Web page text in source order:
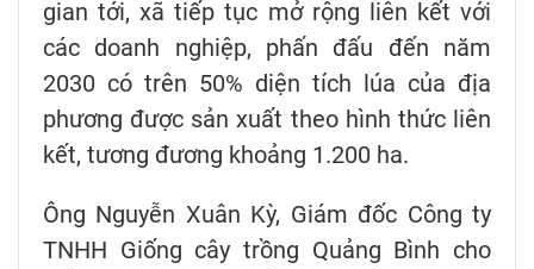
gian tới, xã tiếp tục mở rộng liên kết với
các doanh nghiệp, phấn đấu đến năm
2030 có trên 50% diện tích lúa của địa
phương được sản xuất theo hình thức liên
kết, tương đương khoảng 1.200 ha.
Ông Nguyễn Xuân Kỳ, Giám đốc Công ty
TNHH Giống cây trồng Quảng Bình cho